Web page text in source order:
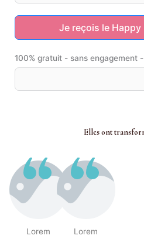
Je reçois le Happy
100% gratuit - sans engagement
Elles ont
Lorem
Lorem